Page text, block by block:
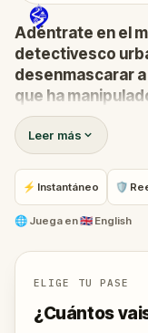
Adéntrate en el
detectivesco
desenmascarar
que ha
los
sombras durante
Un informante ha
explosiva, que te
descubrimiento
Tu tarea:seguir
¿Serás tú quien
revele la verdad?
Ah... y cuando lo
Leer más
⚡ Instantáneo 🛡
🌐 Juega en🇬🇧 English
ELIGE TU PASE
¿Cuántos